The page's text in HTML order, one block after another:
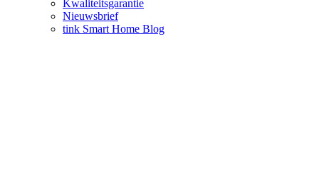
Kwaliteitsgarantie
Nieuwsbrief
tink Smart Home Blog